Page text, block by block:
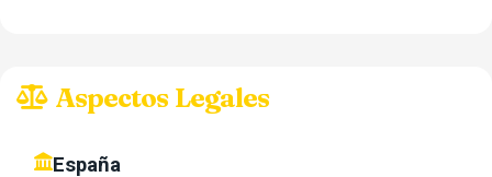
Aspectos Legales
España